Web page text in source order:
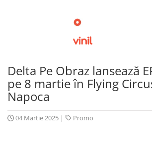
Delta Pe Obraz lansează
pe 8 martie în Flying
Napoca
04 Martie 2025 | Promo